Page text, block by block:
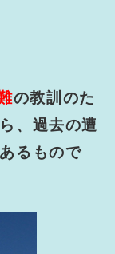
の教訓のた
、過去の遭
るもので